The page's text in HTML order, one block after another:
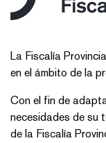
​​​La Fiscalía
en el ámbito de la
Con el fin de
necesidades de su
de la Fiscalía